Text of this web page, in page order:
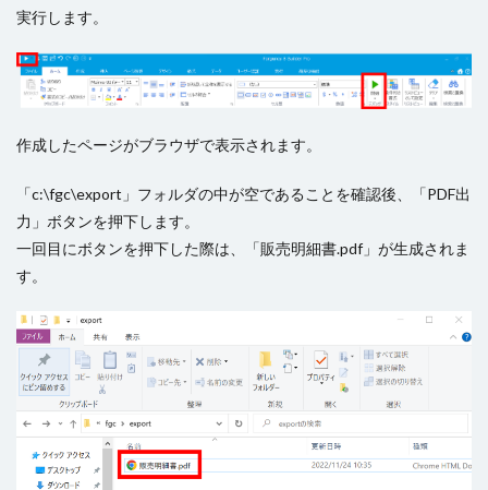
実行します。
作成したページがブラウザで表示されます。
「c:\fgc\export」フォルダの中が空であることを確認後、「PDF出
力」ボタンを押下します。
一回目にボタンを押下した際は、「販売明細書.pdf」が生成されま
す。